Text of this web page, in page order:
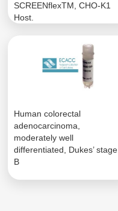
SCREENflexTM, CHO-K1
Host.
Human colorectal
adenocarcinoma,
moderately well
differentiated, Dukes’ stage
B